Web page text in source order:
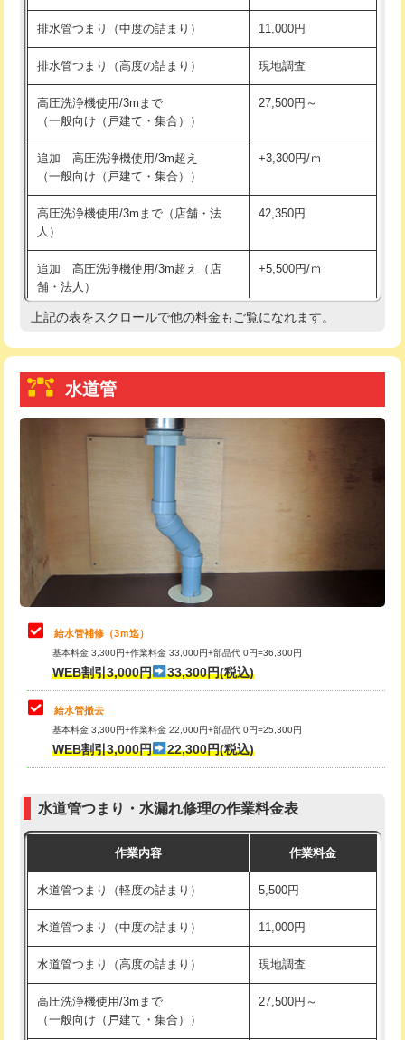
持込商品取付（浄水器・分岐水栓） 16,500円
給水管工事※（ホール加工) 16,500円
給水管工事※（バンド止め) 3,300円
給水管工事※（支持金具設置)
給水管工事※（保温材使用（バンド止
め込み）)
5,500円
給水管工事※（土の掘削・埋め戻し作
業)
11,000円
給水管工事※（塩ビ管（VP・HI）使
用/3ｍまで)
33,000円
給水管工事※（塩ビ管（VP・HI）使
+8,800円
給水管工事※（ライニング鋼管・銅
管・ポリ管・HT管使用/3ｍまで)
給水管工事※（ライニング鋼管・銅
管・ポリ管・HT管使用/3ｍ超え)
排水管工事（土の掘削・埋め戻し作
11,000円~
排水管工事（排水管工事/3ｍまで） 55,000円
排水管工事（追加 排水管工事/3ｍ超
マス交換（土の掘削・埋め戻し作業）
マス交換（深さ50㎝未満）
マス交換（深さ50㎝以上）
コンクリート斫り（厚さ10㎝まで）
モルタル補修（厚さ10㎝超え） 38,500円
洗面台設置 38,500円
化粧台設置 22,000円
追加人工 16,500円
廃棄・処分 現場見積
排水管つまり（中度の詰まり） 11,000円
排水管つまり（高度の詰まり） 現地調査
高圧洗浄機使用/3mまで
（一般向け（戸建て・集合））
27,500円～
追加 高圧洗浄機使用/3m超え
（一般向け（戸建て・集合））
+3,300円/ｍ
高圧洗浄機使用/3mまで（店舗・法
人）
42,350円
追加 高圧洗浄機使用/3m超え（店
舗・法人）
+5,500円/ｍ
高度高圧洗浄換 現地調査
トーラー機使用/3mまで
追加トーラー機使用/3m超え
8,800円
止水・漏水調査・防水処理・清掃・修
理・調整・分解・加工など（軽作業）
11,000円
止水・漏水調査・防水処理・清掃・修
理・調整・分解・加工など（中作業）
止水・漏水調査・防水処理・清掃・修
理・調整・分解・加工など（重作業）
33,000円
その他部品の脱着
交換・取付（タンク）
式）)
式・ワンホール）)
交換・取付(排水栓・排水トラップ
22,000円+材料費
持込商品取付（混合水栓）
上記の表をスクロールで他の料金もご覧になれます。
水道管
給水管補修（3ｍ迄）
基本料金 3,300円+作業料金 33,000円+部品代 0円=36,300円
WEB割引3,000円 33,300円(税込)
給水管撤去
基本料金 3,300円+作業料金 22,000円+部品代 0円=25,300円
WEB割引3,000円 22,300円(税込)
水道管つまり・水漏れ修理の作業料金表
作業内容 作業料金
水道管つまり（軽度の詰まり） 5,500円
水道管つまり（中度の詰まり） 11,000円
水道管つまり（高度の詰まり） 現地調査
高圧洗浄機使用/3mまで
（一般向け（戸建て・集合））
27,500円～